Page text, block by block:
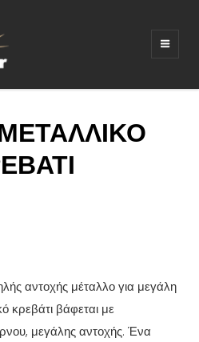
ΚΡΕΒΑΤΙΑ –
ΚΑΝΑΠΕΔΕΣ
αντοχής μέταλλο για μεγάλη
κρεβάτι βάφεται με
μεγάλης αντοχής. Ένα